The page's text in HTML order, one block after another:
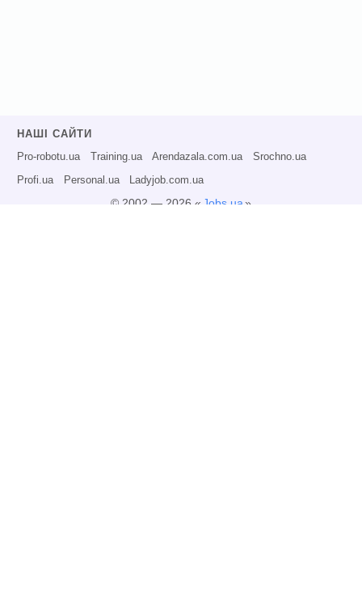
НАШІ САЙТИ
Pro-robotu.ua Training.ua Arendazala.com.ua Srochno.ua
Profi.ua Personal.ua Ladyjob.com.ua
© 2002 — 2026 « Jobs.ua»